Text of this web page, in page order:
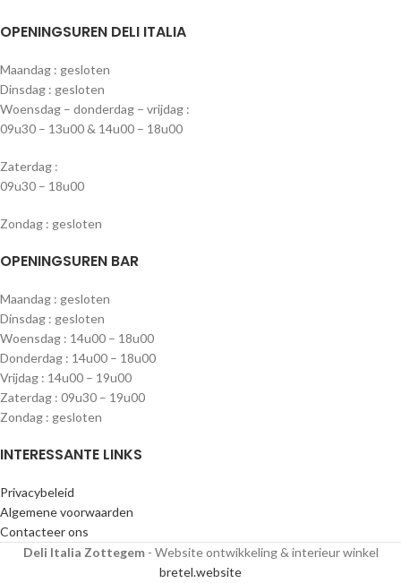
OPENINGSUREN DELI ITALIA
Maandag : gesloten
Dinsdag : gesloten
Woensdag – donderdag – vrijdag :
09u30 – 13u00 & 14u00 – 18u00
Zaterdag :
09u30 – 18u00
Zondag : gesloten
OPENINGSUREN BAR
Maandag : gesloten
Dinsdag : gesloten
Woensdag : 14u00 – 18u00
Donderdag : 14u00 – 18u00
Vrijdag : 14u00 – 19u00
Zaterdag : 09u30 – 19u00
Zondag : gesloten
INTERESSANTE LINKS
Privacybeleid
Algemene voorwaarden
Contacteer ons
Deli Italia Zottegem- Website ontwikkeling & interieur winkel
bretel.website